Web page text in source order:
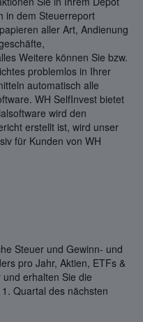
in dem Steuerreport
aller Art, Andienung
Weitere können Sie bzw.
problemlos in Ihrer
automatisch alle
WH SelfInvest bietet
wird den
erstellt ist, wird unser
für Kunden von WH
Steuer und Gewinn- und
pro Jahr, Aktien, ETFs &
erhalten Sie die
Quartal des nächsten